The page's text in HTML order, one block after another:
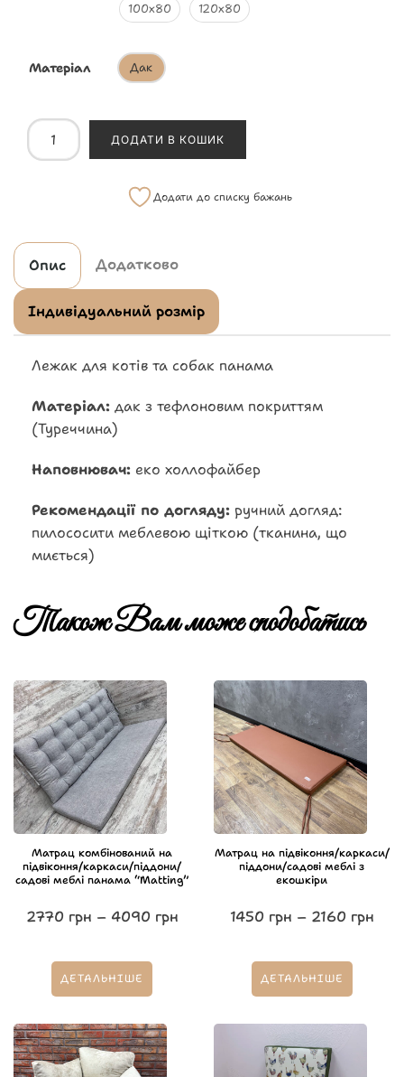
100х80 120х80
Матеріал Дак
ДОДАТИ В КОШИК
Додати до списку бажань
Опис Додатково
Індивідуальний розмір
Лежак для котів та собак панама
Матеріал: дак з тефлоновим покриттям
(Туреччина)
Наповнювач: еко холлофайбер
Рекомендації по догляду: ручний догляд:
пилососити меблевою щіткою (тканина, що
миється)
Також Вам може сподобатись
Матрац комбінований на
підвіконня/каркаси/піддони/
садові меблі панама “Matting”
2770 грн – 4090 грн
ДЕТАЛЬНІШЕ
Матрац на підвіконня/каркаси/
піддони/садові меблі з
екошкіри
1450 грн – 2160 грн
ДЕТАЛЬНІШЕ